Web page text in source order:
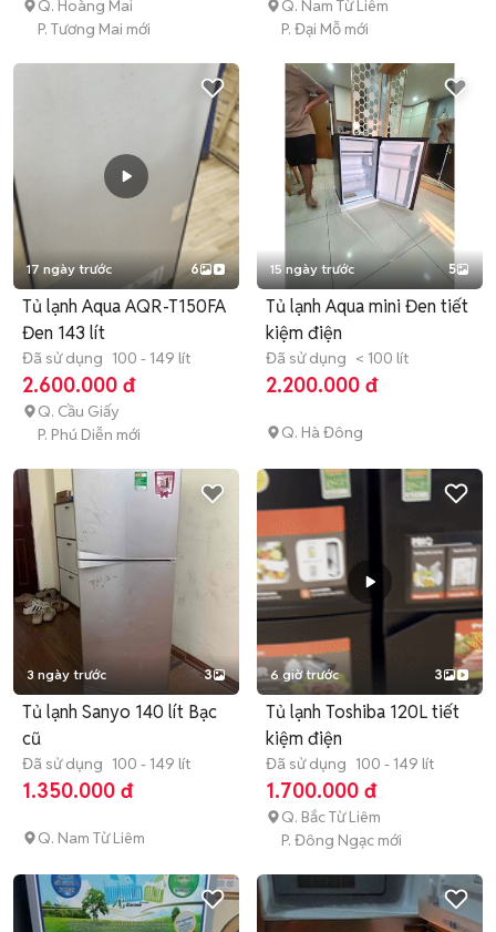
Q. Hoàng Mai
P. Tương Mai mới
Q. Nam Từ Liêm
P. Đại Mỗ mới
17 ngày trước 6
Tủ lạnh Aqua AQR-T150FA
Đen 143 lít
Đã sử dụng 100 - 149 lít
2.600.000 đ
Q. Cầu Giấy
P. Phú Diễn mới
15 ngày trước 5
Tủ lạnh Aqua mini Đen tiết
kiệm điện
Đã sử dụng < 100 lít
2.200.000 đ
Q. Hà Đông
3 ngày trước 3
Tủ lạnh Sanyo 140 lít Bạc
cũ
Đã sử dụng 100 - 149 lít
1.350.000 đ
Q. Nam Từ Liêm
6 giờ trước 3
Tủ lạnh Toshiba 120L tiết
kiệm điện
Đã sử dụng 100 - 149 lít
1.700.000 đ
Q. Bắc Từ Liêm
P. Đông Ngạc mới